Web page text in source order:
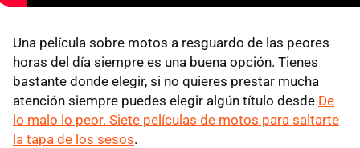
Una película sobre motos a resguardo de las peores
horas del día siempre es una buena opción. Tienes
bastante donde elegir, si no quieres prestar mucha
atención siempre puedes elegir algún título desde De
lo malo lo peor. Siete películas de motos para saltarte
la tapa de los sesos.